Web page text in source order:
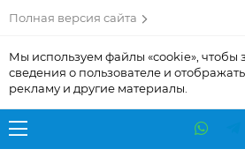
Полная версия сайта
Мы используем файлы «cookie», чтобы
сведения о пользователе и
рекламу и другие материалы.